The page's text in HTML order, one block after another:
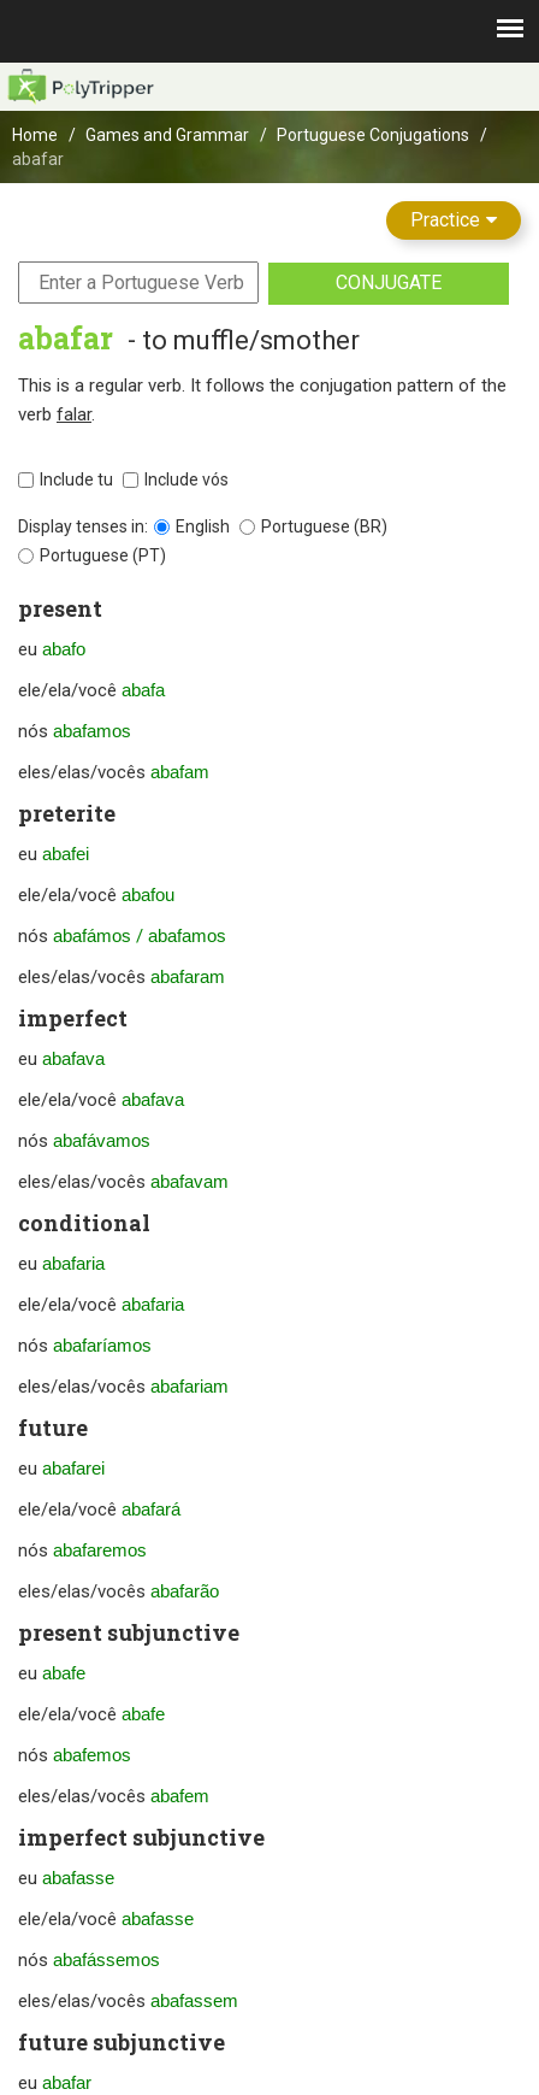
Home Games and Grammar
Portuguese Conjugations
abafar
Practice
CONJUGATE
abafar - to muffle/smother
This is a regular verb. It follows the conjugation pattern of the
verb falar.
Include tu Include vós
Display tenses in: English
Portuguese (BR)
Portuguese (PT)
present
eu abafo
ele/ela/você abafa
nós abafamos
eles/elas/vocês abafam
preterite
eu abafei
ele/ela/você abafou
nós abafámos / abafamos
eles/elas/vocês abafaram
imperfect
eu abafava
ele/ela/você abafava
nós abafávamos
eles/elas/vocês abafavam
conditional
eu abafaria
ele/ela/você abafaria
nós abafaríamos
eles/elas/vocês abafariam
future
eu abafarei
ele/ela/você abafará
nós abafaremos
eles/elas/vocês abafarão
present subjunctive
eu abafe
ele/ela/você abafe
nós abafemos
eles/elas/vocês abafem
imperfect subjunctive
eu abafasse
ele/ela/você abafasse
nós abafássemos
eles/elas/vocês abafassem
future subjunctive
eu abafar